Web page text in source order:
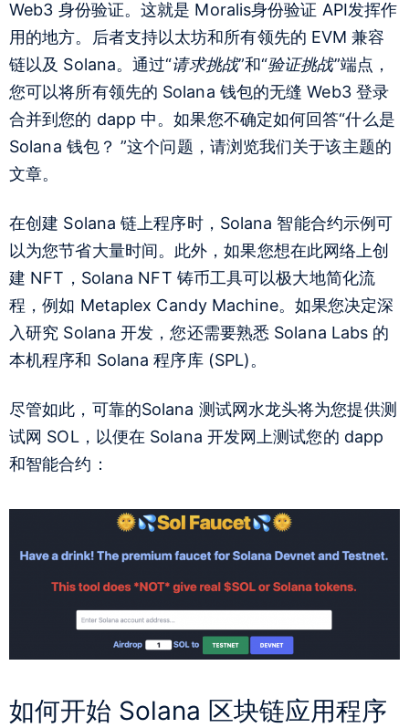
Web3 身份验证。这就是 Moralis身份验证 API发挥作
用的地方。后者支持以太坊和所有领先的 EVM 兼容
链以及 Solana。通过“请求挑战”和“验证挑战”端点，
您可以将所有领先的 Solana 钱包的无缝 Web3 登录
合并到您的 dapp 中。如果您不确定如何回答“什么是
Solana 钱包？ ”这个问题，请浏览我们关于该主题的
文章。
在创建 Solana 链上程序时， Solana 智能合约示例可
以为您节省大量时间。此外，如果您想在此网络上创
建 NFT， Solana NFT 铸币工具可以极大地简化流
程，例如 Metaplex Candy Machine。如果您决定深
入研究 Solana 开发，您还需要熟悉 Solana Labs 的
本机程序和 Solana 程序库 (SPL)。
尽管如此，可靠的Solana 测试网水龙头将为您提供测
试网 SOL，以便在 Solana 开发网上测试您的 dapp
和智能合约：
如何开始 Solana 区块链应用程序